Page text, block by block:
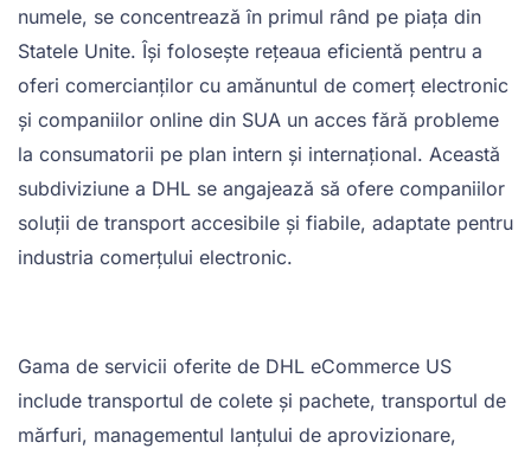
numele, se concentrează în primul rând pe piața din
Statele Unite. Își folosește rețeaua eficientă pentru a
oferi comercianților cu amănuntul de comerț electronic
și companiilor online din SUA un acces fără probleme
la consumatorii pe plan intern și internațional. Această
subdiviziune a DHL se angajează să ofere companiilor
soluții de transport accesibile și fiabile, adaptate pentru
industria comerțului electronic.
Gama de servicii oferite de DHL eCommerce US
include transportul de colete și pachete, transportul de
mărfuri, managementul lanțului de aprovizionare,